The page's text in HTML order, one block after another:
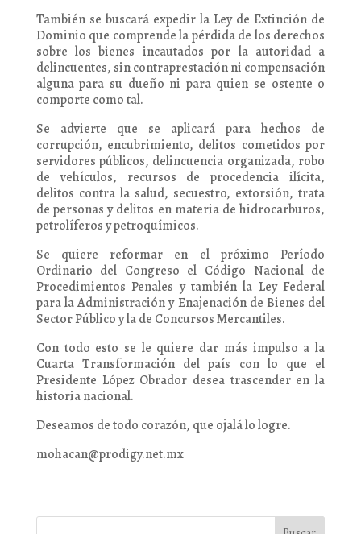
También se buscará expedir la Ley de Extinción de
Dominio que comprende la pérdida de los derechos
sobre los bienes incautados por la autoridad a
delincuentes, sin contraprestación ni compensación
alguna para su dueño ni para quien se ostente o
comporte como tal.
Se advierte que se aplicará para hechos de
corrupción, encubrimiento, delitos cometidos por
servidores públicos, delincuencia organizada, robo
de vehículos, recursos de procedencia ilícita,
delitos contra la salud, secuestro, extorsión, trata
de personas y delitos en materia de hidrocarburos,
petrolíferos y petroquímicos.
Se quiere reformar en el próximo Período
Ordinario del Congreso el Código Nacional de
Procedimientos Penales y también la Ley Federal
para la Administración y Enajenación de Bienes del
Sector Público y la de Concursos Mercantiles.
Con todo esto se le quiere dar más impulso a la
Cuarta Transformación del país con lo que el
Presidente López Obrador desea trascender en la
historia nacional.
Deseamos de todo corazón, que ojalá lo logre.
mohacan@prodigy.net.mx